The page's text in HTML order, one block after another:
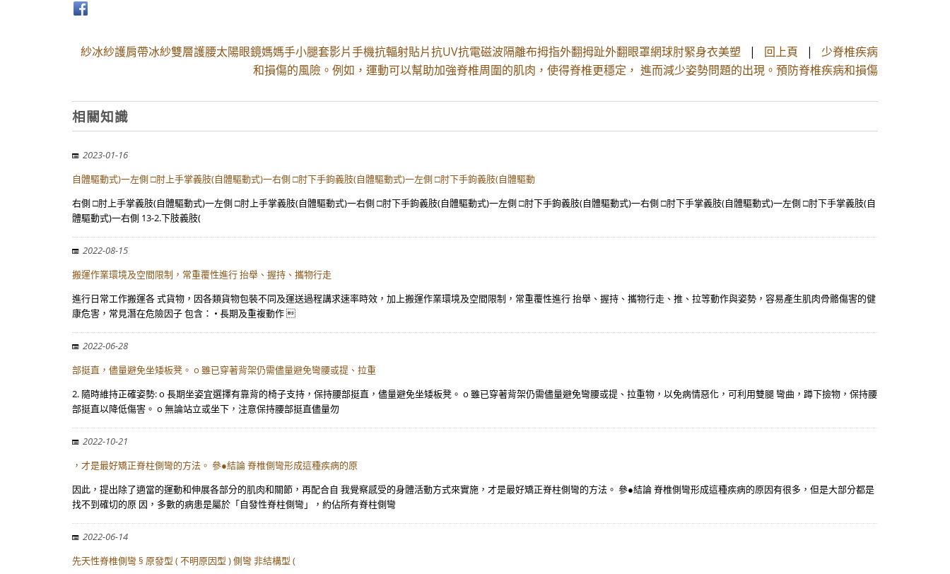
紗冰紗護肩帶冰紗雙層護腰太陽眼鏡媽媽手小腿套影片手機抗輻射貼片抗UV抗電磁波隔離布拇指外翻拇趾外翻眼罩網球肘緊身衣美塑 | 回上頁 | 少脊椎疾病
和損傷的風險。例如，運動可以幫助加強脊椎周圍的肌肉，使得脊椎更穩定， 進而減少姿勢問題的出現。預防脊椎疾病和損傷
相關知識
2023-01-16
自體驅動式)一左側 □肘上手掌義肢(自體驅動式)一右側 □肘下手鉤義肢(自體驅動式)一左側 □肘下手鉤義肢(自體驅動
右側 □肘上手掌義肢(自體驅動式)一左側 □肘上手掌義肢(自體驅動式)一右側 □肘下手鉤義肢(自體驅動式)一左側 □肘下手鉤義肢(自體驅動式)一右側 □肘下手掌義肢(自體驅動式)一左側 □肘下手掌義肢(自
體驅動式)一右側 13-2.下肢義肢(
2022-08-15
搬運作業環境及空間限制，常重覆性進行 抬舉、握持、攜物行走
進行日常工作搬運各 式貨物，因各類貨物包裝不同及運送過程講求速率時效，加上搬運作業環境及空間限制，常重覆性進行 抬舉、握持、攜物行走、推、拉等動作與姿勢，容易產生肌肉骨骼傷害的健
康危害，常見潛在危險因子 包含： • 長期及重複動作 
2022-06-28
部挺直，儘量避免坐矮板凳。 o 雖已穿著背架仍需儘量避免彎腰或提、拉重
2. 隨時維持正確姿勢: o 長期坐姿宜選擇有靠背的椅子支持，保持腰部挺直，儘量避免坐矮板凳。 o 雖已穿著背架仍需儘量避免彎腰或提、拉重物，以免病情惡化，可利用雙腿 彎曲，蹲下撿物，保持腰
部挺直以降低傷害。 o 無論站立或坐下，注意保持腰部挺直儘量勿
2022-10-21
，才是最好矯正脊柱側彎的方法。 參●結論 脊椎側彎形成這種疾病的原
因此，提出除了適當的運動和伸展各部分的肌肉和關節，再配合自 我覺察感受的身體活動方式來實施，才是最好矯正脊柱側彎的方法。 參●結論 脊椎側彎形成這種疾病的原因有很多，但是大部分都是
找不到確切的原 因，多數的病患是屬於「自發性脊柱側彎」，約佔所有脊柱側彎
2022-06-14
先天性脊椎側彎 § 原發型 ( 不明原因型 ) 側彎 非結構型 (